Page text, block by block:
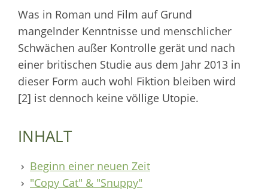
Was in Roman und Film auf Grund
mangelnder Kenntnisse und menschlicher
Schwächen außer Kontrolle gerät und nach
einer britischen Studie aus dem Jahr 2013 in
dieser Form auch wohl Fiktion bleiben wird
[2] ist dennoch keine völlige Utopie.
INHALT
Beginn einer neuen Zeit
"Copy Cat" & "Snuppy"